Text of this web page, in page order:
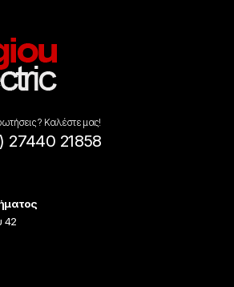
? Καλέστε μας!
27440 21858
42